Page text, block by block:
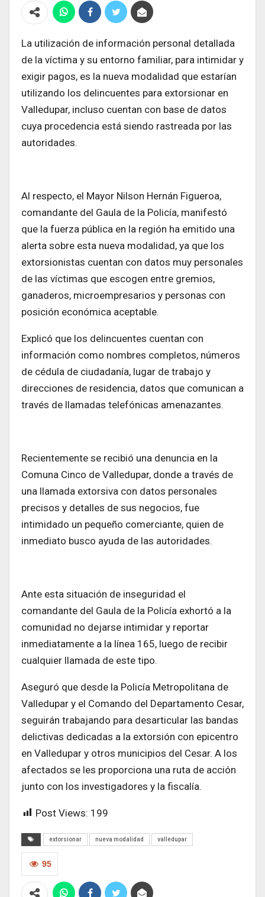
La utilización de información personal detallada
de la víctima y su entorno familiar, para intimidar y
exigir pagos, es la nueva modalidad que estarían
utilizando los delincuentes para extorsionar en
Valledupar, incluso cuentan con base de datos
cuya procedencia está siendo rastreada por las
autoridades.
Al respecto, el Mayor Nilson Hernán Figueroa,
comandante del Gaula de la Policía, manifestó
que la fuerza pública en la región ha emitido una
alerta sobre esta nueva modalidad, ya que los
extorsionistas cuentan con datos muy personales
de las víctimas que escogen entre gremios,
ganaderos, microempresarios y personas con
posición económica aceptable.
Explicó que los delincuentes cuentan con
información como nombres completos, números
de cédula de ciudadanía, lugar de trabajo y
direcciones de residencia, datos que comunican a
través de llamadas telefónicas amenazantes.
Recientemente se recibió una denuncia en la
Comuna Cinco de Valledupar, donde a través de
una llamada extorsiva con datos personales
precisos y detalles de sus negocios, fue
intimidado un pequeño comerciante, quien de
inmediato busco ayuda de las autoridades.
Ante esta situación de inseguridad el
comandante del Gaula de la Policía exhortó a la
comunidad no dejarse intimidar y reportar
inmediatamente a la línea 165, luego de recibir
cualquier llamada de este tipo.
Aseguró que desde la Policía Metropolitana de
Valledupar y el Comando del Departamento Cesar,
seguirán trabajando para desarticular las bandas
delictivas dedicadas a la extorsión con epicentro
en Valledupar y otros municipios del Cesar. A los
afectados se les proporciona una ruta de acción
junto con los investigadores y la fiscalía.
Post Views: 199
extorsionar nueva modalidad valledupar
95